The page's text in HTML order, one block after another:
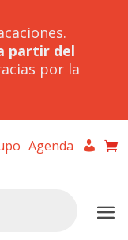
partir del
por la
Agenda